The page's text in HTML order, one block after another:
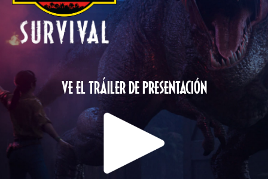
VE EL TRÁILER DE PRESENTACIÓN